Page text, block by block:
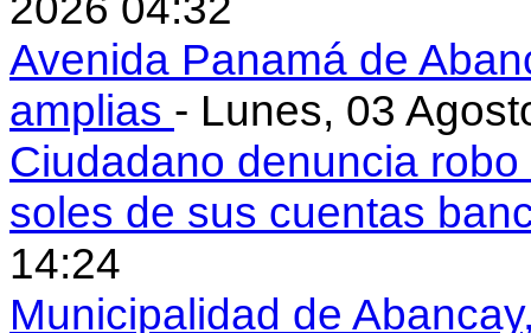
Avenida Panamá de
amplias - Lunes, 03
Ciudadano denuncia
soles de sus cuentas
14:24
Municipalidad de